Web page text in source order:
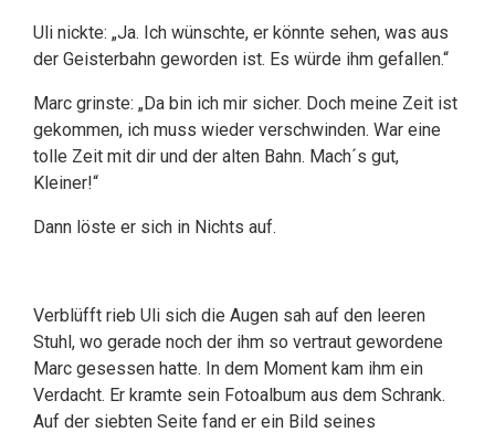
Uli nickte: „Ja. Ich wünschte, er könnte sehen, was aus
der Geisterbahn geworden ist. Es würde ihm gefallen.“
Marc grinste: „Da bin ich mir sicher. Doch meine Zeit ist
gekommen, ich muss wieder verschwinden. War eine
tolle Zeit mit dir und der alten Bahn. Mach´s gut,
Kleiner!“
Dann löste er sich in Nichts auf.
Verblüfft rieb Uli sich die Augen sah auf den leeren
Stuhl, wo gerade noch der ihm so vertraut gewordene
Marc gesessen hatte. In dem Moment kam ihm ein
Verdacht. Er kramte sein Fotoalbum aus dem Schrank.
Auf der siebten Seite fand er ein Bild seines